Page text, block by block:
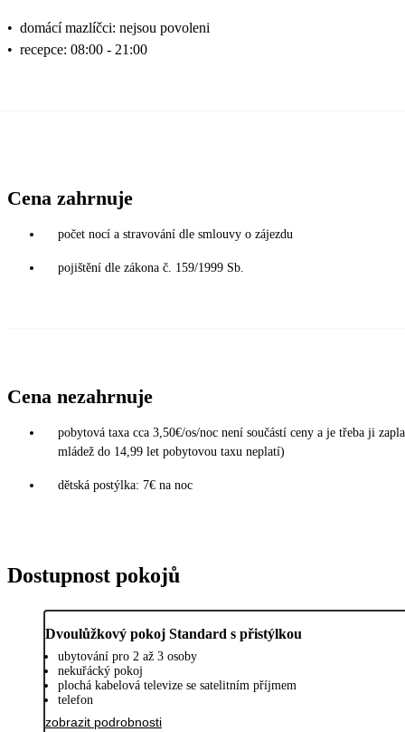
• domácí mazlíčci: nejsou povoleni
• recepce: 08:00 - 21:00
Cena zahrnuje
počet nocí a stravování dle smlouvy o zájezdu
pojištění dle zákona č. 159/1999 Sb.
Cena nezahrnuje
pobytová taxa cca 3,50€/os/noc není součástí ceny a je třeba ji
mládež do 14,99 let pobytovou taxu neplatí)
dětská postýlka: 7€ na noc
Dostupnost pokojů
Dvoulůžkový pokoj Standard s přistýlkou
ubytování pro 2 až 3 osoby
nekuřácký pokoj
plochá kabelová televize se satelitním příjmem
telefon
zobrazit podrobnosti